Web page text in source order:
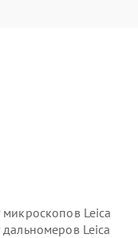
микроскопов Leica
дальномеров Leica